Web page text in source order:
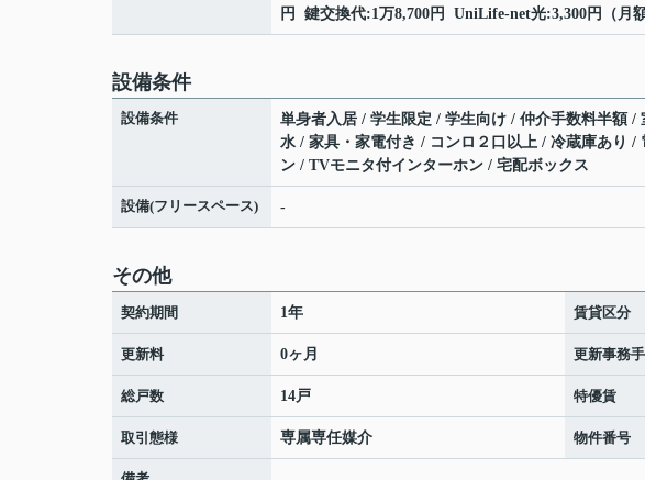
円 鍵交換代:1万8,700円 UniLife-net光:3,300円（月
設備条件
設備条件
単身者入居 / 学生限定 / 学生向け / 仲介手数料半額
水 / 家具・家電付き / コンロ２口以上 / 冷蔵庫あり
ン / TVモニタ付インターホン / 宅配ボックス
設備(フリースペース) -
その他
契約期間 1年 賃貸区分
更新料 0ヶ月 更新事務
総戸数 14戸 特優賃
取引態様 専属専任媒介 物件番号